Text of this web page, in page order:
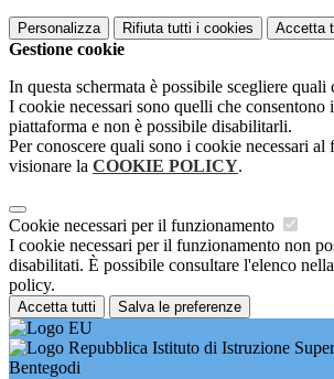
Personalizza Rifiuta tutti i cookies Accetta
Gestione cookie
In questa schermata è possibile scegliere quali
I cookie necessari sono quelli che consentono
piattaforma e non è possibile disabilitarli.
Per conoscere quali sono i cookie necessari al
visionare la COOKIE POLICY.
Cookie necessari per il funzionamento
I cookie necessari per il funzionamento non
disabilitati. È possibile consultare l'elenco
policy.
Accetta tutti Salva le preferenze
Istituto di Istruzione
Bentegodi